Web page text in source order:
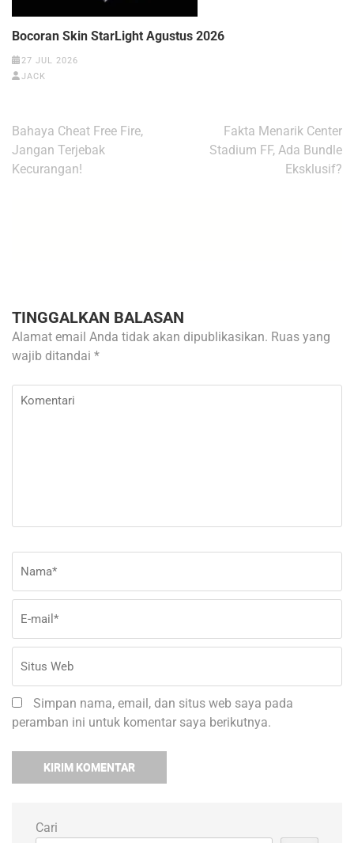
Bocoran Skin StarLight Agustus 2026
27 JUL 2026
JACK
Navigasi
pos
Bahaya Cheat Free Fire,
Jangan Terjebak
Kecurangan!
Fakta Menarik Center
Stadium FF, Ada Bundle
Eksklusif?
TINGGALKAN BALASAN
Alamat email Anda tidak akan dipublikasikan. Ruas yang
wajib ditandai *
Komentari
Simpan nama, email, dan situs web saya pada
peramban ini untuk komentar saya berikutnya.
Cari